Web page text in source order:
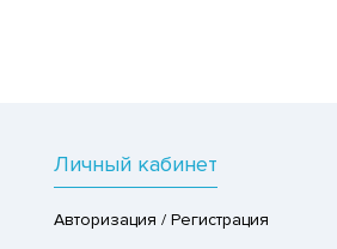
Личный кабинет
Авторизация / Регистрация